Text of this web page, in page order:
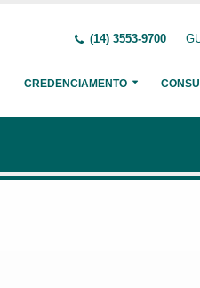
(14) 3553-9700
CREDENCIAMENTO